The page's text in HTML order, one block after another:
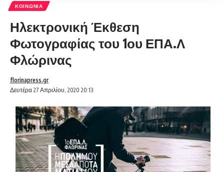
ΚΟΙΝΩΝΊΑ
Ηλεκτρονική Έκθεση
Φωτογραφίας του 1ου ΕΠΑ.Λ
Φλώρινας
Δευτέρα 27 Απριλίου, 2020 20:13
florinapress.gr